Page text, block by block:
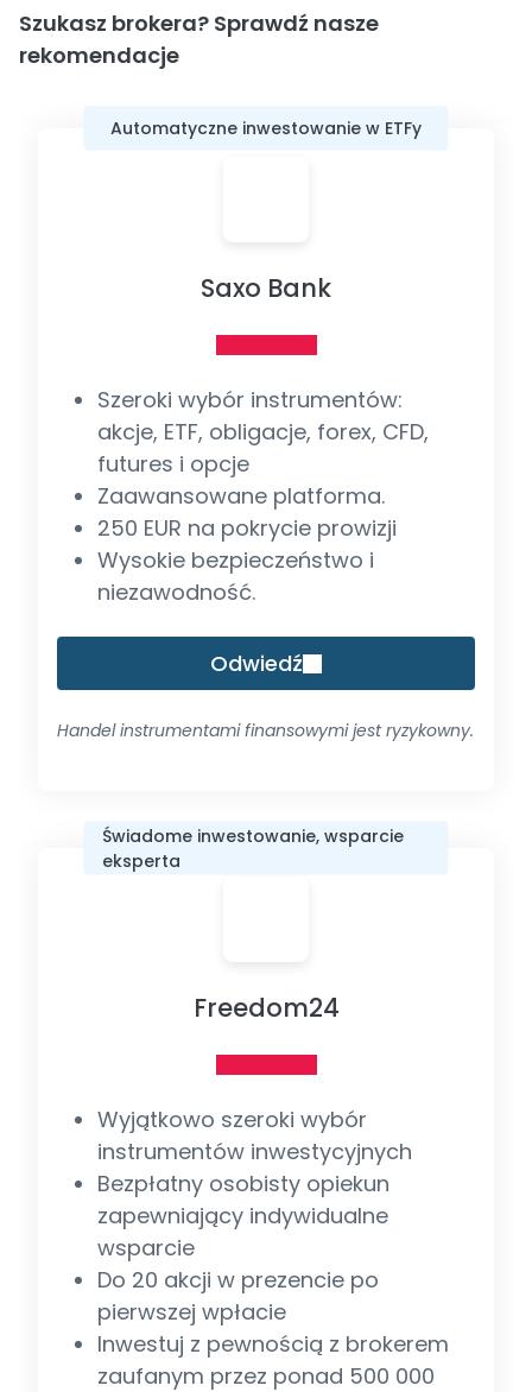
Szukasz brokera? Sprawdź nasze
rekomendacje
Automatyczne inwestowanie w ETFy
Saxo Bank
Szeroki wybór instrumentów:
akcje, ETF, obligacje, forex, CFD,
futures i opcje
Zaawansowane platforma.
250 EUR na pokrycie prowizji
Wysokie bezpieczeństwo i
niezawodność.
Odwiedź
Handel instrumentami finansowymi jest ryzykowny.
Świadome inwestowanie, wsparcie
eksperta
Freedom24
Wyjątkowo szeroki wybór
instrumentów inwestycyjnych
Bezpłatny osobisty opiekun
zapewniający indywidualne
wsparcie
Do 20 akcji w prezencie po
pierwszej wpłacie
Inwestuj z pewnością z brokerem
zaufanym przez ponad 500 000